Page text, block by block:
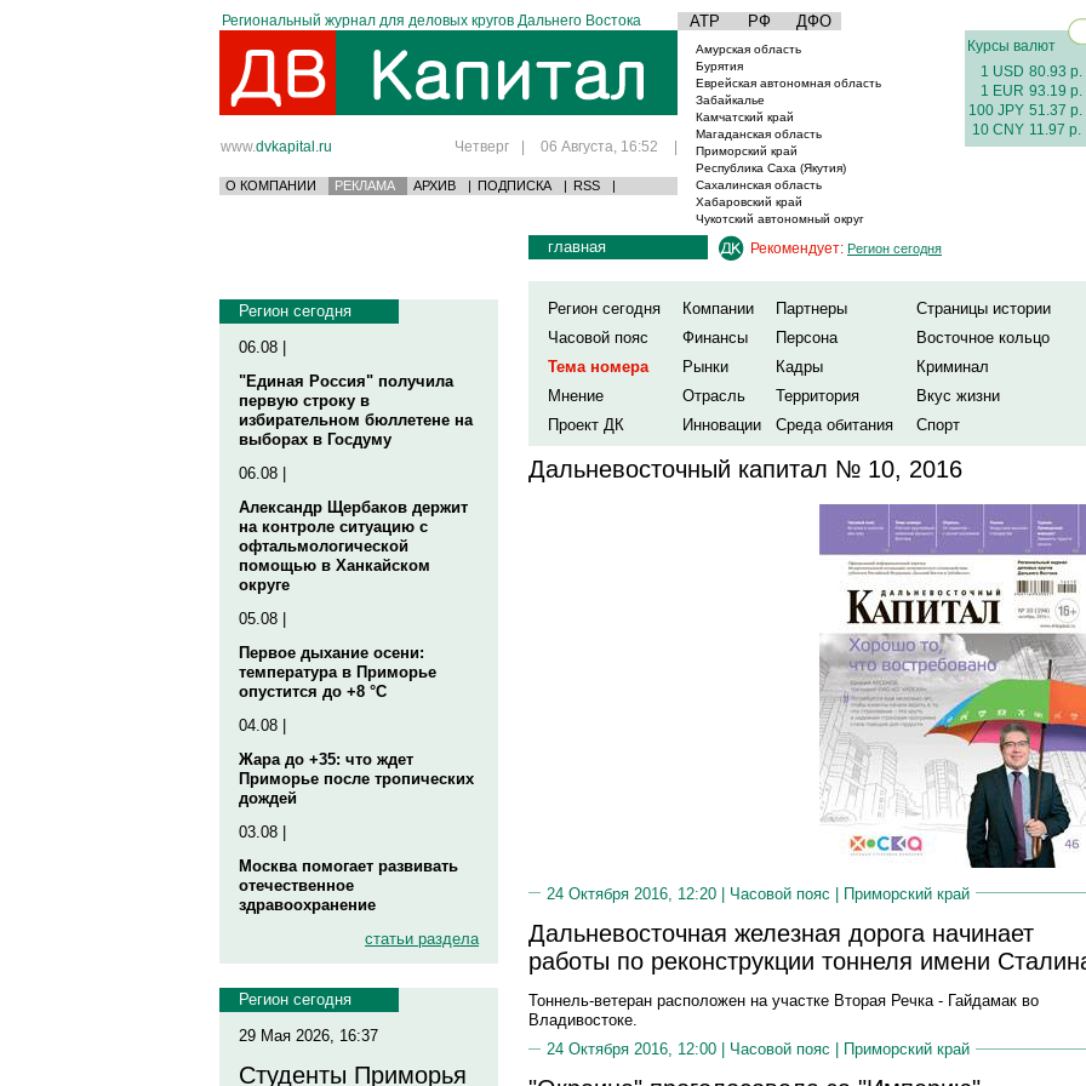
Региональный журнал для деловых кругов Дальнего Востока АТР РФ ДФО
www.dvkapital.ru Четверг | 06 Августа, 16:52 |
О КОМПАНИИ РЕКЛАМА АРХИВ | ПОДПИСКА | RSS |
Амурская область
Бурятия
Еврейская автономная область
Забайкалье
Камчатский край
Магаданская область
Приморский край
Республика Саха (Якутия)
Сахалинская область
Хабаровский край
Чукотский автономный округ
Курсы валют
1 USD 80.93 р.
1 EUR 93.19 р.
100 JPY 51.37 р.
10 CNY 11.97 р.
Регион сегодня
06.08 |
"Единая Россия" получила
первую строку в
избирательном бюллетене на
выборах в Госдуму
06.08 |
Александр Щербаков держит
на контроле ситуацию с
офтальмологической
помощью в Ханкайском
округе
05.08 |
Первое дыхание осени:
температура в Приморье
опустится до +8 °C
04.08 |
Жара до +35: что ждет
Приморье после тропических
дождей
03.08 |
Москва помогает развивать
отечественное
здравоохранение
статьи раздела
Регион сегодня
29 Мая 2026, 16:37
Студенты Приморья
главная Рекомендует: Регион сегодня
Регион сегодня Компании Партнеры
Страницы истории
Часовой пояс
Финансы Персона
Восточное кольцо
Тема номера
Рынки Кадры
Криминал
Мнение
Отрасль Территория
Вкус жизни
Проект ДК
Инновации Среда обитания Спорт
Дальневосточный капитал № 10, 2016
24 Октября 2016, 12:20 | Часовой пояс | Приморский край
Дальневосточная железная дорога начинает
работы по реконструкции тоннеля имени
Тоннель-ветеран расположен на участке Вторая Речка - Гайдамак во
Владивостоке.
24 Октября 2016, 12:00 | Часовой пояс Приморский край